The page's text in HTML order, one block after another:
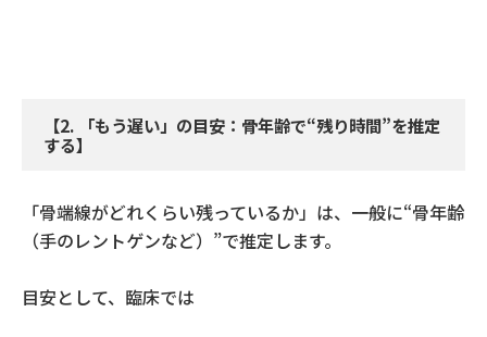
【2. 「もう遅い」の目安：骨年齢で“残り時間”を推定
する】
「骨端線がどれくらい残っているか」は、一般に“骨年齢
（手のレントゲンなど） ”で推定します。
目安として、臨床では